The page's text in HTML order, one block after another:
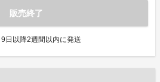
販売終了
日以降2週間以内に発送